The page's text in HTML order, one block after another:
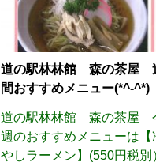
道の駅林林館 森の茶屋
間おすすめメニュー(*^-^*)
道の駅林林館 森の茶屋
週のおすすめメニューは【
やしラーメン】(550円税別